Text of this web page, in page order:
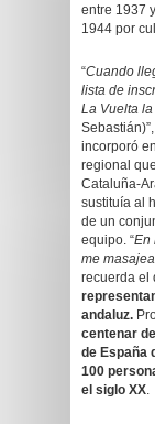
entre 1937
1944 por
“Cuando
lista de
La Vuelta
incorporó
regional
Cataluña-
sustituía al
de un
equipo. “En
me
recuerda el
andaluz.
centenar
de España
100
el siglo XX.